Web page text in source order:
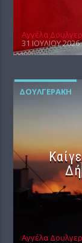
Αγγέλα
31 ΙΟΥΛΊΟΥ 2026
ΔΟΥΛΓΕΡΆΚΗ
Αγγέλα